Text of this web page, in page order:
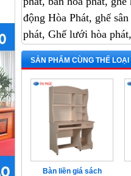
động Hòa Phát, ghế
phát, Ghế lưới hòa
SẢN PHẨM CÙNG THỂ LOẠI
Bàn liền giá sách